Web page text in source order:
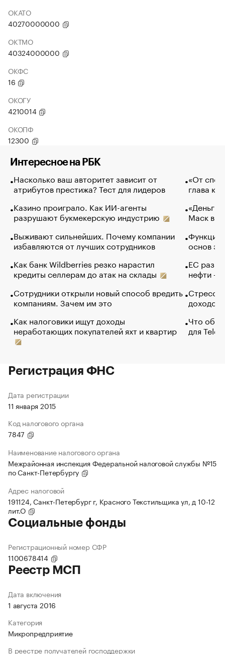
ОКАТО
40270000000
ОКТМО
40324000000
ОКФС
16
ОКОГУ
4210014
ОКОПФ
12300
Интересное на РБК
Насколько ваш авторитет зависит от
атрибутов престижа? Тест для лидеров
Казино проиграло. Как ИИ-агенты
разрушают букмекерскую индустрию
Выживают сильнейших. Почему компании
избавляются от лучших сотрудников
Как банк Wildberries резко нарастил
кредиты селлерам до атак на склады
Сотрудники открыли новый способ вредить
компаниям. Зачем им это
Как налоговики ищут доходы
неработающих покупателей яхт и квартир
«От
глава
«Деньги
Маск в
Функции
основ
ЕС
нефти —
Стресс
доходов
Что
для
Регистрация ФНС
Дата регистрации
11 января 2015
Код налогового органа
7847
Наименование налогового органа
Межрайонная инспекция Федеральной налоговой службы №15
по Санкт-Петербургу
Адрес налоговой
191124, Санкт-Петербург г, Красного Текстильщика ул, д 10-12
лит.О
Социальные фонды
Регистрационный номер СФР
1100678414
Реестр МСП
Дата включения
1 августа 2016
Категория
Микропредприятие
В реестре получателей господдержки